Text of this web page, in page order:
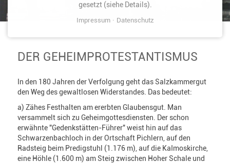
DER GEHEIMPROTESTANTISMUS
In den 180 Jahren der Verfolgung geht das Salzkammergut
den Weg des gewaltlosen Widerstandes. Das bedeutet:
a) Zähes Festhalten am ererbten Glaubensgut. Man
versammelt sich zu Geheimgottesdiensten. Der schon
erwähnte "Gedenkstätten-Führer" weist hin auf das
Schwarzenbachloch in der Ortschaft Pichlern, auf den
Radsteig beim Predigstuhl (1.176 m), auf die KaImoskirche,
eine Höhle (1.600 m) am Steig zwischen Hoher Schale und
gesetzt (siehe Details).
Impressum Datenschutz